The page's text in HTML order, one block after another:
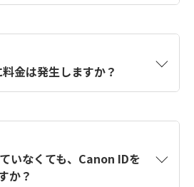
から取得します。アカウントを
ように、この情報を使用して
フォームを入力します。
金は発生しますか？
いなくても、Canon IDを
か？